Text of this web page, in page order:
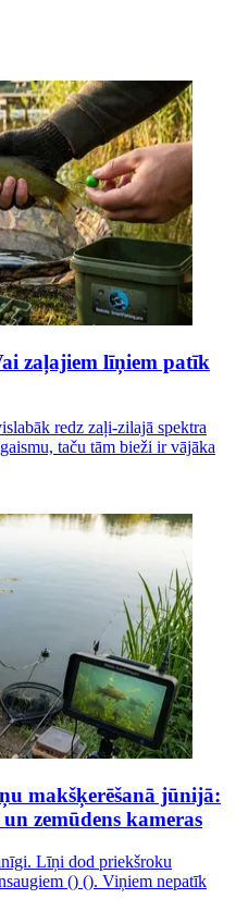
zaļajiem līņiem patīk
redz zaļi-zilajā spektra
taču tām bieži ir vājāka
makšķerēšanā jūnijā:
zemūdens kameras
Līņi dod priekšroku
() (). Viņiem nepatīk